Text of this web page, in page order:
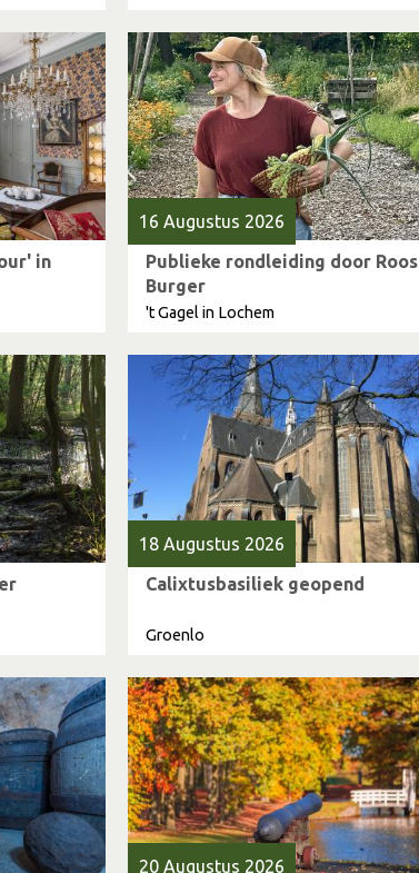
in
16 Augustus 2026
Publieke rondleiding door Roos
Burger
't Gagel in Lochem
18 Augustus 2026
Calixtusbasiliek geopend
Groenlo
20 Augustus 2026